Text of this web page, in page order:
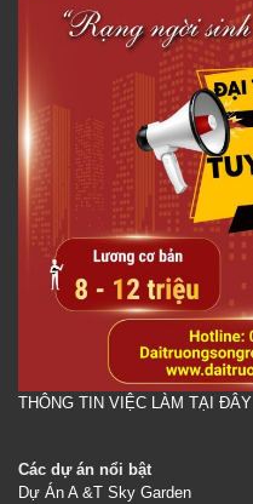
THÔNG TIN VIỆC LÀM TẠI ĐÂY
Các dự án nổi bật
Dự Án A &T Sky Garden